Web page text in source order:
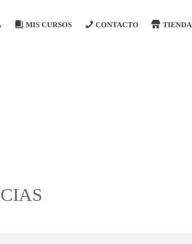
MIS CURSOS CONTACTO TIENDA